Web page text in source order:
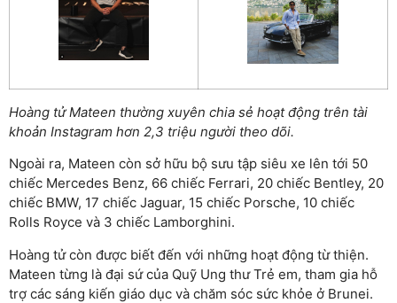
Hoàng tử Mateen thường xuyên chia sẻ hoạt động trên tài
khoản Instagram hơn 2,3 triệu người theo dõi.
Ngoài ra, Mateen còn sở hữu bộ sưu tập siêu xe lên tới 50
chiếc Mercedes Benz, 66 chiếc Ferrari, 20 chiếc Bentley, 20
chiếc BMW, 17 chiếc Jaguar, 15 chiếc Porsche, 10 chiếc
Rolls Royce và 3 chiếc Lamborghini.
Hoàng tử còn được biết đến với những hoạt động từ thiện.
Mateen từng là đại sứ của Quỹ Ung thư Trẻ em, tham gia hỗ
trợ các sáng kiến giáo dục và chăm sóc sức khỏe ở Brunei.